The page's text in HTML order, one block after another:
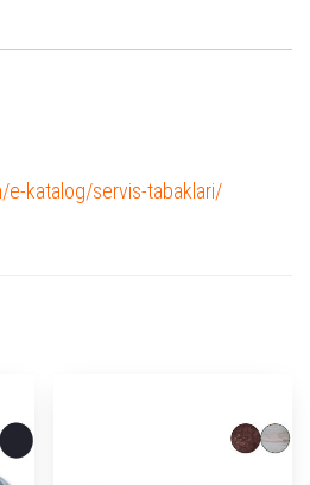
e-katalog/servis-tabaklari/